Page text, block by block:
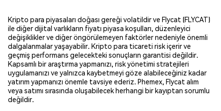
Kripto para piyasaları doğası gereği volatildir ve Flycat (FLYCAT)
ile diğer dijital varlıkların fiyatı piyasa koşulları, düzenleyici
değişiklikler ve diğer öngörülemeyen faktörler nedeniyle önemli
dalgalanmalar yaşayabilir. Kripto para ticareti risk içerir ve
geçmiş performans gelecekteki sonuçların garantisi değildir.
Kapsamlı bir araştırma yapmanızı, risk yönetimi stratejileri
uygulamanızı ve yalnızca kaybetmeyi göze alabileceğiniz kadar
yatırım yapmanızı önemle tavsiye ederiz. Phemex, Flycat alım
veya satımı sırasında oluşabilecek herhangi bir kayıptan sorumlu
değildir.